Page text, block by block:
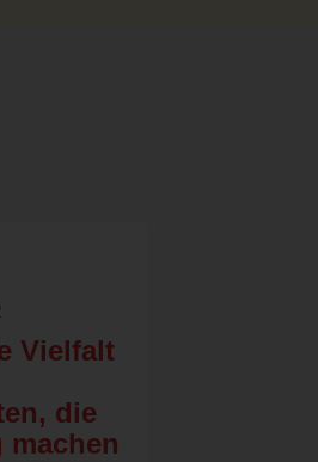
Vielfalt
die